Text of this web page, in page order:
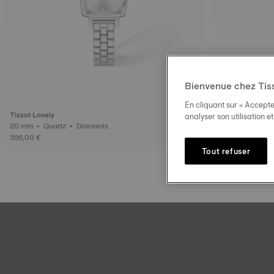
Tissot Lovely
20 mm • Quartz • Diamants
395,00 €
Tissot Lovely
445,00 €
Bienvenue chez
En cliquant sur «
analyser son utilisation
Tout refuser